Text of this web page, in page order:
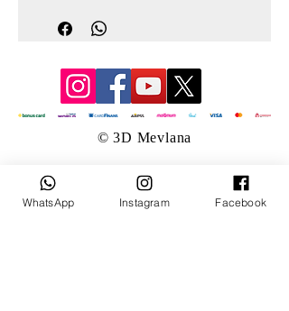
ÜRÜN KODU:2036
BEDENLER 1(38-40) 2(42-44) 3(44-46)
4(46-48)
© 3D Mevlana
WhatsApp Instagram Facebook